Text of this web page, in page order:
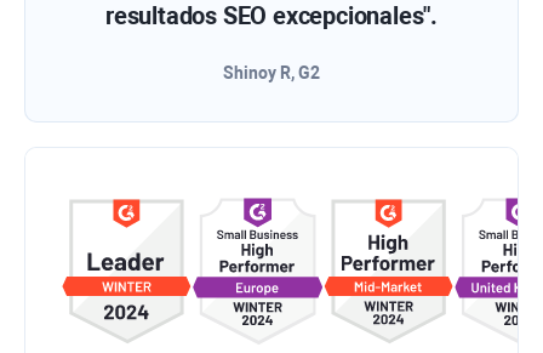
resultados SEO excepcionales".
Shinoy R, G2